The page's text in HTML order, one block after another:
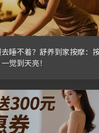
睡不着？舒养到家按摩：
觉到天亮！